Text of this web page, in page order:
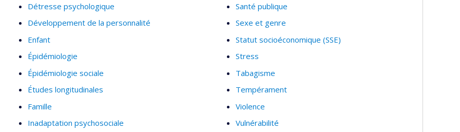
Détresse psychologique
Développement de la personnalité
Enfant
Épidémiologie
Épidémiologie sociale
Études longitudinales
Famille
Inadaptation psychosociale
Santé publique
Sexe et genre
Statut socioéconomique (SSE)
Stress
Tabagisme
Tempérament
Violence
Vulnérabilité